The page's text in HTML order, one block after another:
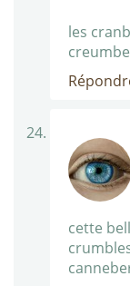
les
cette